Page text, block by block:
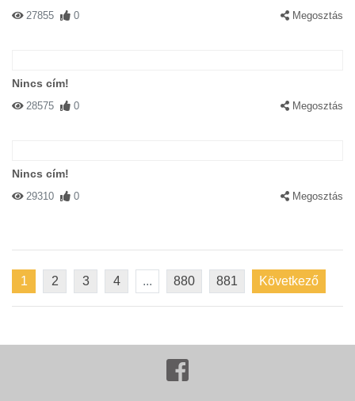
27855 0 Megosztás
Nincs cím!
28575 0 Megosztás
Nincs cím!
29310 0 Megosztás
1 2 3 4 ... 880 881 Következő